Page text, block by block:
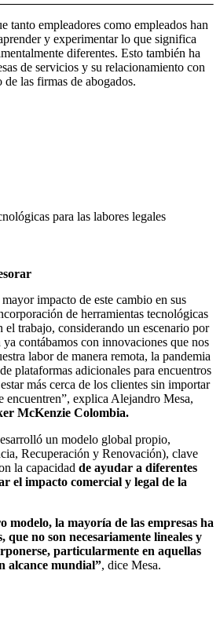
tanto empleadores como empleados han
y experimentar lo que significa
diferentes. Esto también ha
de servicios y su relacionamiento con
de las firmas de abogados.
para las labores legales
impacto de este cambio en sus
de herramientas tecnológicas
el trabajo, considerando un escenario por
contábamos con innovaciones que nos
labor de manera remota, la pandemia
plataformas adicionales para encuentros
más cerca de los clientes sin importar
encuentren”, explica Alejandro Mesa,
McKenzie Colombia.
un modelo global propio,
Recuperación y Renovación), clave
la capacidad de ayudar a diferentes
el impacto comercial y legal de la
modelo, la mayoría de las empresas ha
que no son necesariamente lineales y
particularmente en aquellas
alcance mundial”, dice Mesa.